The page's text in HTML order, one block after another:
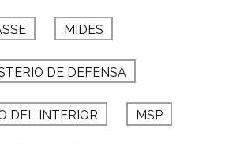
MIDES
DE DEFENSA
DEL INTERIOR MSP